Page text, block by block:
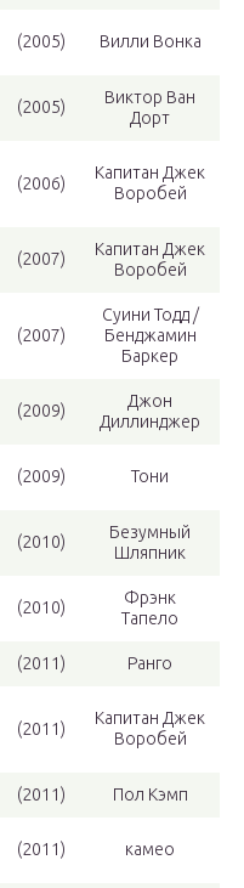
(2005) Вилли Вонка
(2005)
Виктор Ван
Дорт
(2006)
Капитан Джек
Воробей
(2007)
Капитан Джек
Воробей
(2007)
Суини Тодд /
Бенджамин
Баркер
(2009)
Джон
Диллинджер
(2009) Тони
(2010)
Безумный
Шляпник
(2010)
Фрэнк
Тапело
(2011) Ранго
(2011)
Капитан Джек
Воробей
(2011) Пол Кэмп
(2011) камео